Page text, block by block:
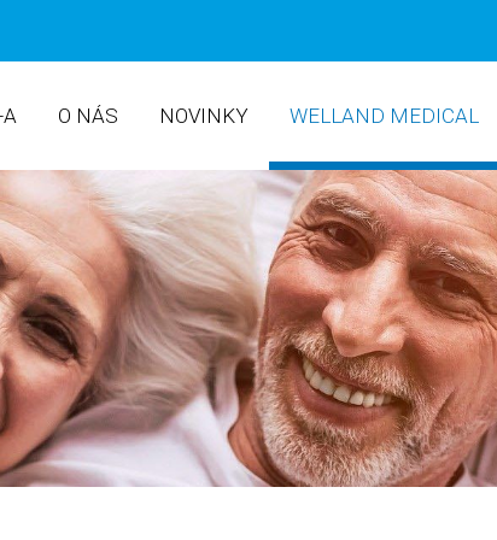
O NÁS NOVINKY WELLAND MEDICAL
ILEOSTOMICKÉ
ILEOSTOMIE
KOLOSTOMICKÉ
KOLOSTOMIE
UROSTOMICKÉ SÁČKY
UROSTOMIE
DOPLŇKY A